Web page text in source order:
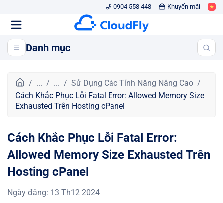
0904 558 448 Khuyến mãi
Danh mục
r
a
c
ủ
... ...
Sử Dụng Các Tính Năng Nâng Cao
Cách Khắc Phục Lỗi Fatal Error: Allowed Memory Size
Exhausted Trên Hosting cPanel
Cách Khắc Phục Lỗi Fatal Error:
Allowed Memory Size Exhausted Trên
Hosting cPanel
Ngày đăng: 13 Th12 2024